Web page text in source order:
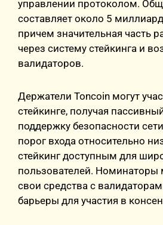
управлении протоколом.
составляет около 5
причем значительная часть
через систему стейкинга и
валидаторов.
Держатели Toncoin могут
стейкинге, получая
поддержку безопасности
порог входа относительно
стейкинг доступным для
пользователей. Номинаторы
свои средства с
барьеры для участия в